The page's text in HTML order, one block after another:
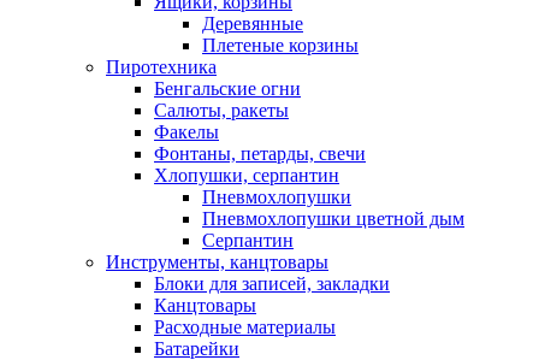
Деревянные
Плетеные корзины
Пиротехника
Бенгальские огни
Салюты, ракеты
Факелы
Фонтаны, петарды, свечи
Хлопушки, серпантин
Пневмохлопушки
Пневмохлопушки цветной дым
Серпантин
Инструменты, канцтовары
Блоки для записей, закладки
Канцтовары
Расходные материалы
Батарейки